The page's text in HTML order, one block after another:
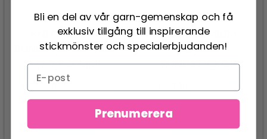
KNITPRO ZING
RUNDSTICKOR 40 CM
(2.0-8.00MM)
Pris från69.95 SEK
ADDIPREMIUM
CLASSIC
RUNDSTICKOR
12.00 MM)
Bli en del av vår garn-gemenskap och få
exklusiv tillgång till inspirerande
stickmönster och specialerbjudanden!
Prenumerera